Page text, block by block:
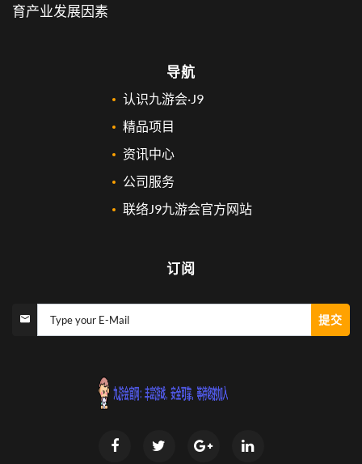
育产业发展因素
导航
认识九游会·J9
精品项目
资讯中心
公司服务
联络J9九游会官方网站
订阅
Type your E-Mail 提交